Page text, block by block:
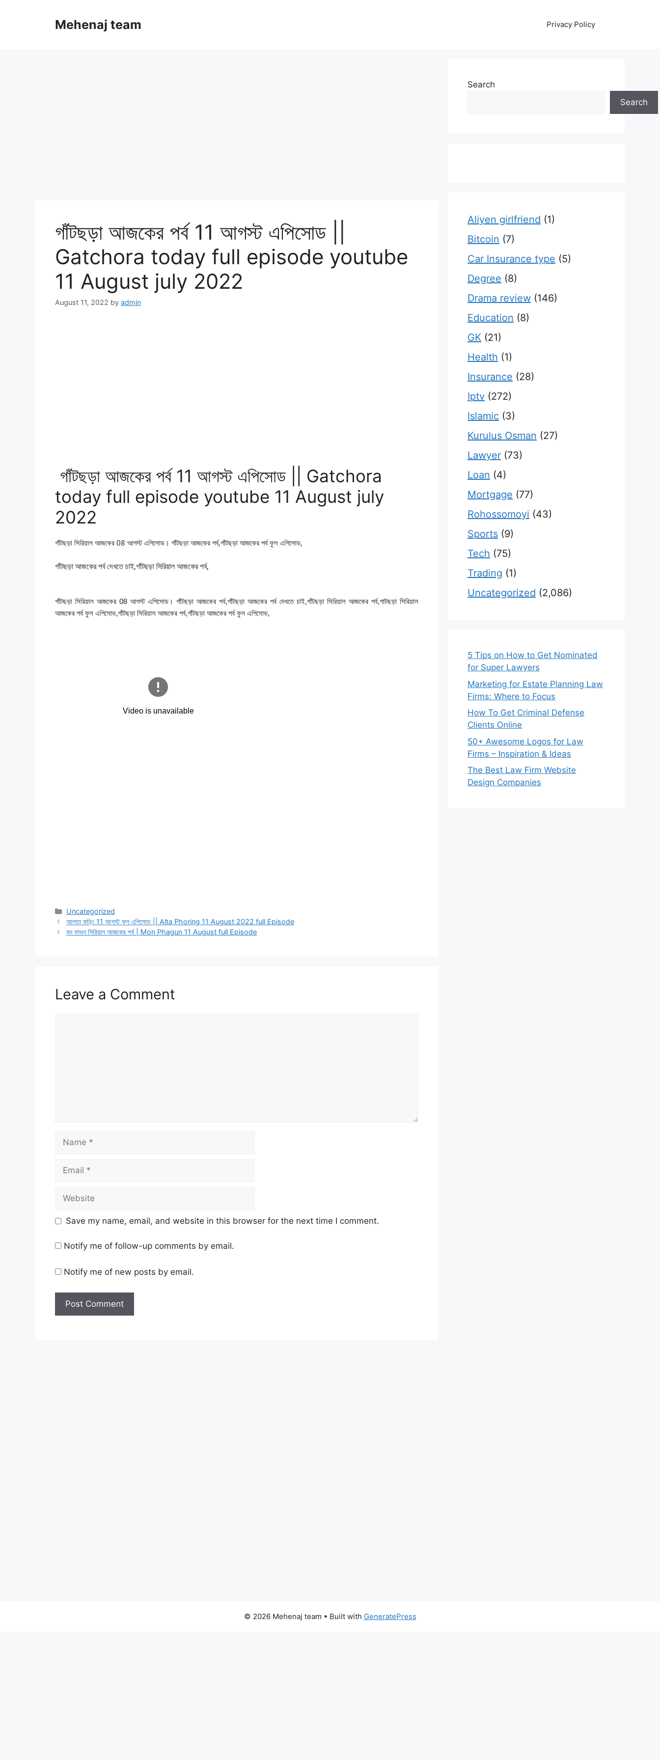
Mehenaj team Privacy Policy
গাঁটছড়া আজকের পর্ব 11 আগস্ট এপিসোড ||
Gatchora today full episode youtube
11 August july 2022
August 11, 2022 by admin
গাঁটছড়া আজকের পর্ব 11 আগস্ট এপিসোড || Gatchora
today full episode youtube 11 August july
2022
গাঁটছড়া সিরিয়াল আজকের 08 আগস্ট এপিসোড। গাঁটছড়া আজকের পর্ব,গাঁটছড়া আজকের পর্ব ফুল এপিসোড,
গাঁটছড়া আজকের পর্ব দেখতে চাই,গাঁটছড়া সিরিয়াল আজকের পর্ব,
গাঁটছড়া সিরিয়াল আজকের 08 আগস্ট এপিসোড। গাঁটছড়া আজকের পর্ব,গাঁটছড়া আজকের পর্ব দেখতে চাই,গাঁটছড়া সিরিয়াল আজকের পর্ব,গাটছড়া সিরিয়াল
আজকের পর্ব ফুল এপিসোড,গাঁটছড়া সিরিয়াল আজকের পর্ব,গাঁটছড়া আজকের পর্ব ফুল এপিসোড,
Categories
Uncategorized
আলতা ফড়িং 11 আগস্ট ফুল এপিসোড || Alta Phoring 11 August 2022 full Episode
মন ফাগুন সিরিয়াল আজকের পর্ব | Mon Phagun 11 August full Episode
Leave a Comment
Name
Email
Website
Save my name, email, and website in this browser for the next time I comment.
Notify me of follow-up comments by email.
Notify me of new posts by email.
Search
Search
Aliyen girlfriend (1)
Bitcoin (7)
Car Insurance type (5)
Degree (8)
Drama review (146)
Education (8)
GK (21)
Health (1)
Insurance (28)
Iptv (272)
Islamic (3)
Kurulus Osman (27)
Lawyer (73)
Loan (4)
Mortgage (77)
Rohossomoyi (43)
Sports (9)
Tech (75)
Trading (1)
Uncategorized (2,086)
5 Tips on How to Get Nominated
for Super Lawyers
Marketing for Estate Planning Law
Firms: Where to Focus
How To Get Criminal Defense
Clients Online
50+ Awesome Logos for Law
Firms – Inspiration & Ideas
The Best Law Firm Website
Design Companies
© 2026 Mehenaj team • Built with GeneratePress